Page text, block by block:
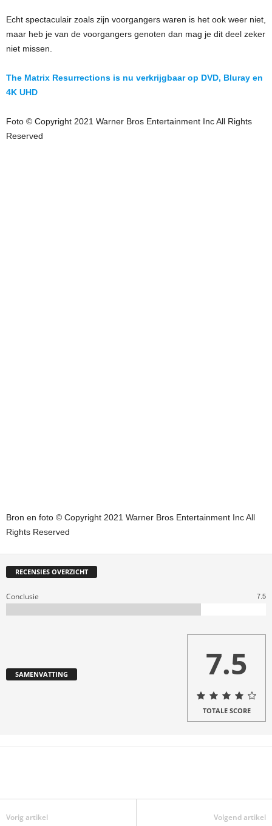
Echt spectaculair zoals zijn voorgangers waren is het ook weer niet,
maar heb je van de voorgangers genoten dan mag je dit deel zeker
niet missen.
The Matrix Resurrections is nu verkrijgbaar op DVD, Bluray en
4K UHD
Foto © Copyright 2021 Warner Bros Entertainment Inc All Rights
Reserved
Bron en foto © Copyright 2021 Warner Bros Entertainment Inc All
Rights Reserved
RECENSIES OVERZICHT
Conclusie 7.5
SAMENVATTING 7.5
TOTALE SCORE
Vorig artikel Volgend artikel